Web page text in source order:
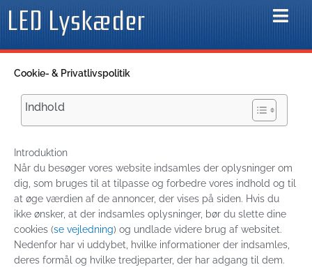
LED Lyskæder
Cookie- & Privatlivspolitik
Indhold
Introduktion
Når du besøger vores website indsamles der oplysninger om
dig, som bruges til at tilpasse og forbedre vores indhold og til
at øge værdien af de annoncer, der vises på siden. Hvis du
ikke ønsker, at der indsamles oplysninger, bør du slette dine
cookies (se vejledning) og undlade videre brug af websitet.
Nedenfor har vi uddybet, hvilke informationer der indsamles,
deres formål og hvilke tredjeparter, der har adgang til dem.